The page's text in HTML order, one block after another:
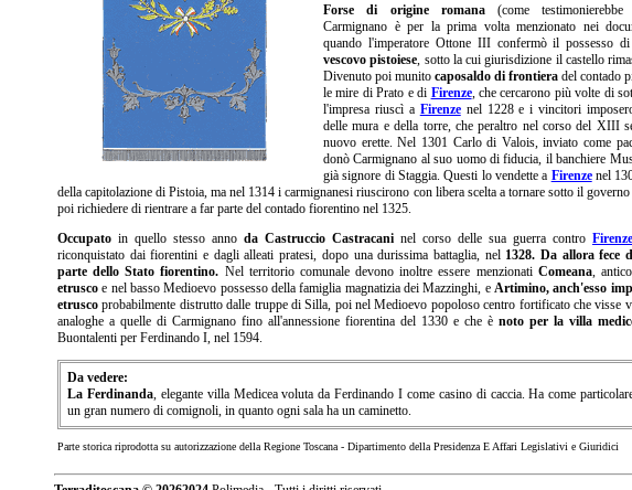
Forse di origine romana(come
Carmignano è per la prima volta menzionato nei
quando l'imperatore Ottone III confermò il possesso
vescovo pistoiese , sotto la cui giurisdizione il castello
Divenuto poi munito caposaldo di frontiera del contado
le mire di Prato e di Firenze, che cercarono più volte di
l'impresa riuscì a Firenzenel 1228 e i vincitori
delle mura e della torre, che peraltro nel corso del XIII
nuovo erette. Nel 1301 Carlo di Valois, inviato come
donò Carmignano al suo uomo di fiducia, il banchiere
già signore di Staggia. Questi lo vendette a Firenzenel
della capitolazione di Pistoia, ma nel 1314 i carmignanesi riuscirono con libera scelta a tornare sotto il
poi richiedere di rientrare a far parte del contado fiorentino nel 1325.
Occupato in quello stesso anno da Castruccio Castracani nel corso delle sua guerra contro Firenze
riconquistato dai fiorentini e dagli alleati pratesi, dopo una durissima battaglia, nel 1328. Da allora fece
parte dello Stato fiorentino. Nel territorio comunale devono inoltre essere menzionati Comeana,
etrusco e nel basso Medioevo possesso della famiglia magnatizia dei Mazzinghi, e Artimino, anch'esso
etrusco probabilmente distrutto dalle truppe di Silla, poi nel Medioevo popoloso centro fortificato che visse
analoghe a quelle di Carmignano fino all'annessione fiorentina del 1330 e che è noto per la villa
Buontalenti per Ferdinando I, nel 1594.
Da vedere:
La Ferdinanda, elegante villa Medicea voluta da Ferdinando I come casino di caccia. Ha come
un gran numero di comignoli, in quanto ogni sala ha un caminetto.
Parte storica riprodotta su autorizzazione della Regione Toscana - Dipartimento della Presidenza E Affari Legislativi e Giuridici